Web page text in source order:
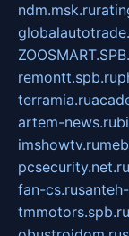
ndm.msk.ru
remontt.spb.ru
terramia.ru
artem-news.ru
imshowtv.ru
pcsecurity.net.ru
fan-cs.ru
tmmotors.spb.ru